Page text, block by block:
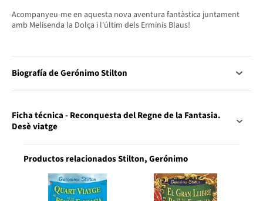
Acompanyeu-me en aquesta nova aventura fantàstica juntament
amb Melisenda la Dolça i l'últim dels Erminis Blaus!
Biografía de Gerónimo Stilton
Ficha técnica - Reconquesta del Regne de la Fantasia.
Desè viatge
Productos relacionados Stilton, Gerónimo